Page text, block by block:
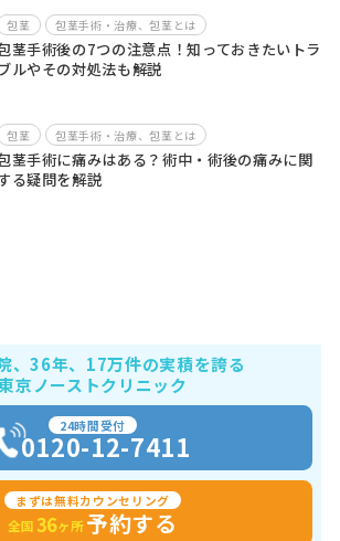
包茎 包茎手術・治療、包茎とは
茎手術後の7つの注意点！知っておきたいトラ
ルやその対処法も解説
包茎 包茎手術・治療、包茎とは
茎手術に痛みはある？術中・術後の痛みに関
る疑問を解説
、36年、17万件の実積を誇る
京ノーストクリニック
24時間受付
0120-12-7411
まずは無料カウンセリング
全国 36ヶ所 予約する